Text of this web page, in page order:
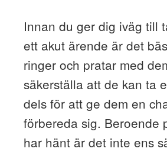
Innan du ger dig iväg till
ett akut ärende är det
ringer och pratar med
säkerställa att de kan ta
dels för att ge dem en
förbereda sig. Beroende
har hänt är det inte ens